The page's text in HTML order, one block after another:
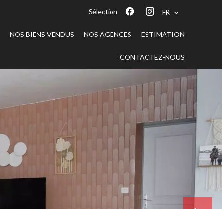
Sélection FR
NOS BIENS VENDUS NOS AGENCES ESTIMATION
CONTACTEZ-NOUS